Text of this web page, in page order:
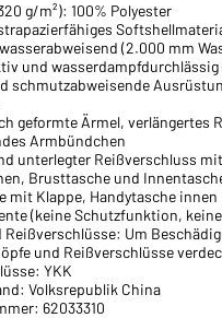
g/m²): 100% Polyester
(2.000 mm
und
schmutzabweisende
geformte Ärmel, verlängertes
Armbündchen
unterlegter Reißverschluss
Brusttasche und
mit Klappe, Handytasche innen
(keine Schutzfunktion,
Reißverschlüsse: Um
und Reißverschlüsse
YKK
Volksrepublik China
62033310